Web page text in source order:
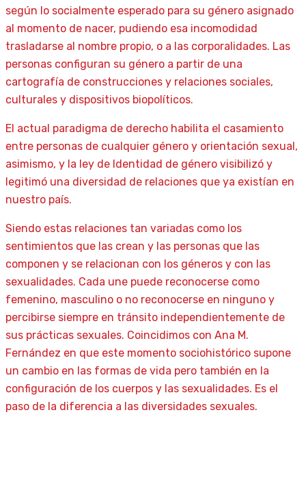
según lo socialmente esperado para su género asignado
al momento de nacer, pudiendo esa incomodidad
trasladarse al nombre propio, o a las corporalidades. Las
personas configuran su género a partir de una
cartografía de construcciones y relaciones sociales,
culturales y dispositivos biopolíticos.
El actual paradigma de derecho habilita el casamiento
entre personas de cualquier género y orientación sexual,
asimismo, y la ley de Identidad de género visibilizó y
legitimó una diversidad de relaciones que ya existían en
nuestro país.
Siendo estas relaciones tan variadas como los
sentimientos que las crean y las personas que las
componen y se relacionan con los géneros y con las
sexualidades. Cada une puede reconocerse como
femenino, masculino o no reconocerse en ninguno y
percibirse siempre en tránsito independientemente de
sus prácticas sexuales. Coincidimos con Ana M.
Fernández en que este momento sociohistórico supone
un cambio en las formas de vida pero también en la
configuración de los cuerpos y las sexualidades. Es el
paso de la diferencia a las diversidades sexuales.